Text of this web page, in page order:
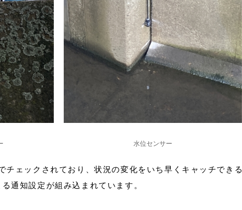
水位センサー
チェックされており、状況の変化をいち早くキャッチできる
通知設定が組み込まれています。